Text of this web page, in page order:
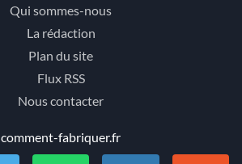
Qui sommes-nous
La rédaction
Plan du site
Flux RSS
Nous contacter
comment-fabriquer.fr